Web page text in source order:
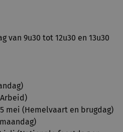
van 9u30 tot 12u30 en 13u30
mei (Hemelvaart en brugdag)